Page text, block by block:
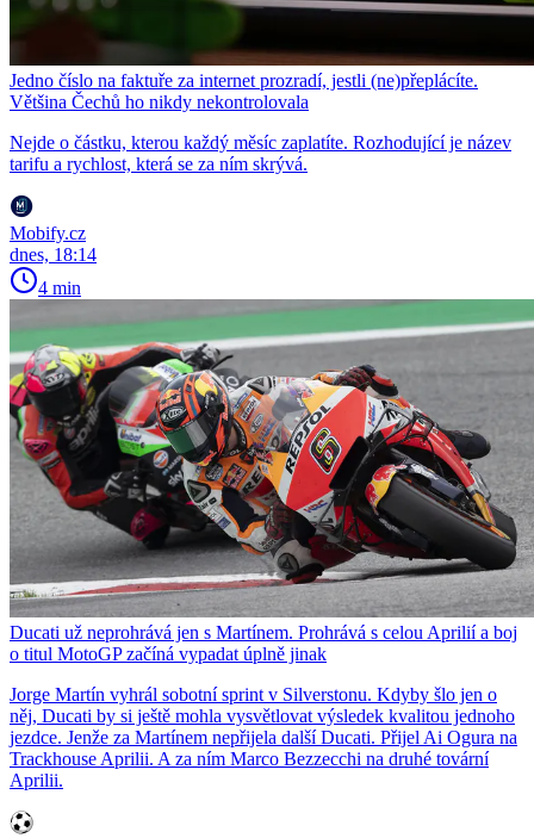
Jedno číslo na faktuře za internet prozradí, jestli (ne)přeplácíte.
Většina Čechů ho nikdy nekontrolovala
Nejde o částku, kterou každý měsíc zaplatíte. Rozhodující je název
tarifu a rychlost, která se za ním skrývá.
Mobify.cz
dnes, 18:14
4 min
Ducati už neprohrává jen s Martínem. Prohrává s celou Aprilií a boj
o titul MotoGP začíná vypadat úplně jinak
Jorge Martín vyhrál sobotní sprint v Silverstonu. Kdyby šlo jen o
něj, Ducati by si ještě mohla vysvětlovat výsledek kvalitou jednoho
jezdce. Jenže za Martínem nepřijela další Ducati. Přijel Ai Ogura na
Trackhouse Aprilii. A za ním Marco Bezzecchi na druhé tovární
Aprilii.